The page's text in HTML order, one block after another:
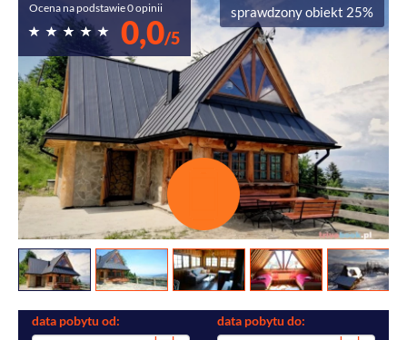
Ocena na podstawie 0 opinii
0,0/5
sprawdzony obiekt 25%
data pobytu od: data pobytu do: